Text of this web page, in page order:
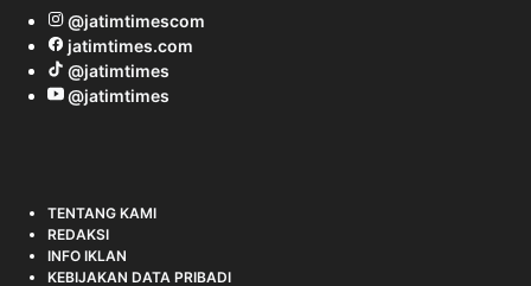
@jatimtimescom
jatimtimes.com
@jatimtimes
@jatimtimes
TENTANG KAMI
REDAKSI
INFO IKLAN
KEBIJAKAN DATA PRIBADI